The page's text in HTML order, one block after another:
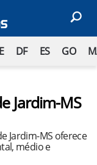
DF ES GO
Jardim-MS
Jardim-MS oferece
médio e